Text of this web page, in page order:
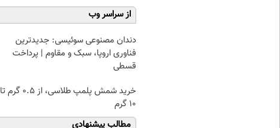
از سراسر وب
دندان مصنوعی سوئیسی: جدیدترین
فناوری اروپا، سبک و مقاوم | پرداخت
قسطی
خرید شمش پلمپ طلاسی، از ۰.۵ گرم تا
۱۰ گرم
مطالب پیشنهادی